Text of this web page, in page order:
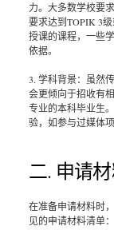
力。大多数学校要
要求达到TOPIK 3
授课的课程，一些
依据。
3. 学科背景：虽然
会更倾向于招收有
专业的本科毕业生
验，如参与过媒体
二. 申请
在准备申请材料时
见的申请材料清单：